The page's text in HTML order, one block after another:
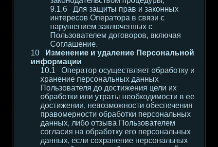
Для защиты прав и законных
интересов Оператора в связи с
нарушением заключенных с
Пользователем договоров, включая
Соглашение.
Изменение и удаление Персональной
информации
Оператор осуществляет обработку и
хранение персональных данных
Пользователя до достижения цели их
обработки или утраты необходимости в ее
достижении, невозможности обеспечения
правомерности обработки персональных
данных, либо отзыва Пользователем
согласия на обработку его персональных
данных, если сохранение персональных